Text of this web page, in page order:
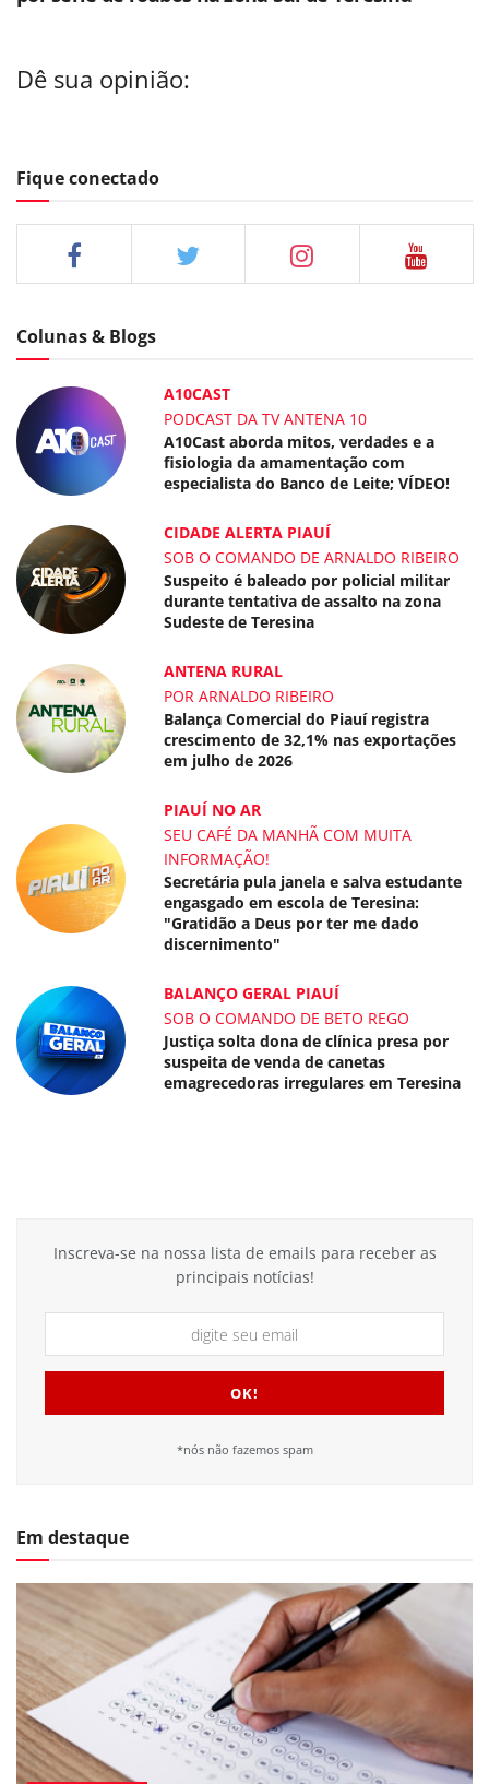
Dê sua opinião:
Fique conectado
Colunas & Blogs
A10CAST
PODCAST DA TV ANTENA 10
A10Cast aborda mitos, verdades e a
fisiologia da amamentação com
especialista do Banco de Leite; VÍDEO!
CIDADE ALERTA PIAUÍ
SOB O COMANDO DE ARNALDO RIBEIRO
Suspeito é baleado por policial militar
durante tentativa de assalto na zona
Sudeste de Teresina
ANTENA RURAL
POR ARNALDO RIBEIRO
Balança Comercial do Piauí registra
crescimento de 32,1% nas exportações
em julho de 2026
PIAUÍ NO AR
SEU CAFÉ DA MANHÃ COM MUITA
INFORMAÇÃO!
Secretária pula janela e salva estudante
engasgado em escola de Teresina:
"Gratidão a Deus por ter me dado
discernimento"
BALANÇO GERAL PIAUÍ
SOB O COMANDO DE BETO REGO
Justiça solta dona de clínica presa por
suspeita de venda de canetas
emagrecedoras irregulares em Teresina
Inscreva-se na nossa lista de emails para receber as
principais notícias!
*nós não fazemos spam
Em destaque